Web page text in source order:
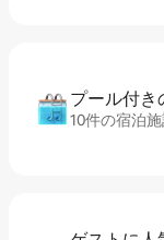
プール付き
10件の宿泊